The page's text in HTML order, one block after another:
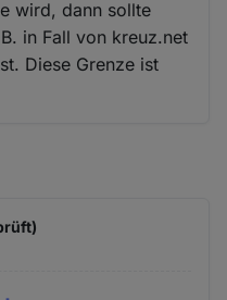
wird, dann sollte
in Fall von kreuz.net
Diese Grenze ist